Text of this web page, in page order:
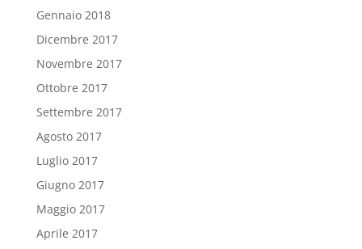
Gennaio 2018
Dicembre 2017
Novembre 2017
Ottobre 2017
Settembre 2017
Agosto 2017
Luglio 2017
Giugno 2017
Maggio 2017
Aprile 2017